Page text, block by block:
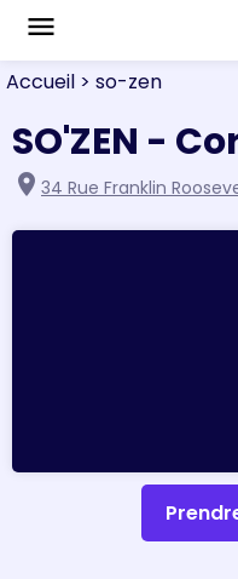
menu
Accueil > so-zen
SO'ZEN -
location_on 34 Rue Franklin